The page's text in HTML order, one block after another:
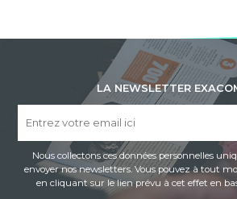
LA NEWSLETTER
Nous collectons ces données personnelles
envoyer nos newsletters. Vous pouvez à tout
en cliquant sur le lien prévu à cet effet en